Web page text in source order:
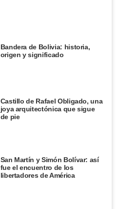
Bandera de Bolivia: historia,
origen y significado
Castillo de Rafael Obligado, una
joya arquitectónica que sigue
de pie
San Martín y Simón Bolívar: así
fue el encuentro de los
libertadores de América